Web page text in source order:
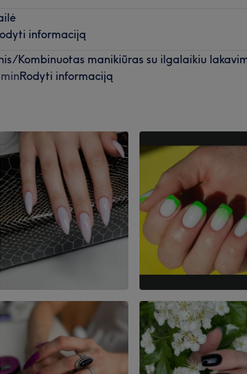
informaciją
Kombinuotas manikiūras su ilgalaikiu
Rodyti informaciją